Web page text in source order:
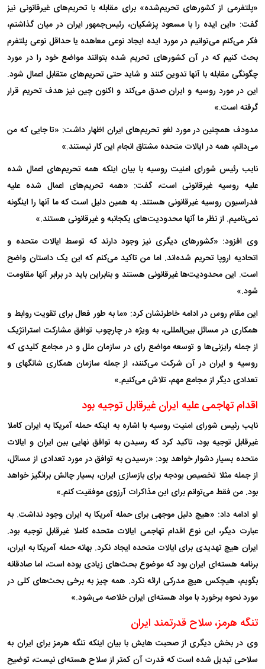
«پلتفرمی از کشور‌های تحریم‌شده» برای مقابله با تحریم‌های غیرقانونی نیز
گفت: «این ایده را با مسعود پزشکیان، رئیس‌جمهور ایران در میان گذاشتم،
فکر می‌کنم می‌توانیم در مورد ایده ایجاد نوعی معاهده یا حداقل نوعی پلتفرم
بحث کنیم که در آن کشور‌های تحریم شده بتوانند مواضع خود را در مورد
چگونگی مقابله با آنها تدوین کنند و شاید حتی تحریم‌های متقابل اعمال شود.
این در مورد روسیه و ایران صدق می‌کند و اکنون چین نیز هدف تحریم قرار
گرفته است.»
مدودف همچنین در مورد لغو تحریم‌های ایران اظهار داشت: «تا جایی که من
می‌دانم، همه در ایالات متحده مشتاق انجام این کار نیستند.»
نایب رئیس شورای امنیت روسیه با بیان اینکه همه تحریم‌های اعمال شده
علیه روسیه غیرقانونی است، گفت: «همه تحریم‌های اعمال شده علیه
فدراسیون روسیه غیرقانونی هستند. به همین دلیل است که ما آنها را اینگونه
نمی‌نامیم. از نظر ما آنها محدودیت‌های یکجانبه و غیرقانونی هستند.»
وی افزود: «کشور‌های دیگری نیز وجود دارند که توسط ایالات متحده و
اتحادیه اروپا تحریم شده‌اند. اما من تاکید می‌کنم که این یک داستان واضح
است. این محدودیت‌ها غیرقانونی هستند و بنابراین باید در برابر آنها مقاومت
شود.»
این مقام روس در ادامه خاطرنشان کرد: «ما به طور فعال برای تقویت روابط و
همکاری در مسائل بین‌المللی، به ویژه در چارچوب توافق مشارکت استراتژیک
از جمله رایزنی‌ها و توسعه مواضع رای در سازمان ملل و در مجامع کلیدی که
روسیه و ایران در آن شرکت می‌کنند، از جمله سازمان همکاری شانگهای و
تعدادی دیگر از مجامع مهم، تلاش می‌کنیم.»
اقدام تهاجمی علیه ایران غیرقابل توجیه بود
نایب رئیس شورای امنیت روسیه با اشاره به اینکه حمله آمریکا به ایران کاملا
غیرقابل توجیه بود، تاکید کرد که رسیدن به توافق نهایی بین ایران و ایالات
متحده بسیار دشوار خواهد بود: «رسیدن به توافق در مورد تعدادی از مسائل،
از جمله مثلا تخصیص بودجه برای بازسازی ایران، بسیار چالش برانگیز خواهد
بود. من فقط می‌توانم برای این مذاکرات آرزوی موفقیت کنم.»
او ادامه داد: «هیچ دلیل موجهی برای حمله آمریکا به ایران وجود نداشت. به
عبارت دیگر، این نوع اقدام تهاجمی ایالات متحده کاملا غیرقابل توجیه بود.
ایران هیچ تهدیدی برای ایالات متحده ایجاد نکرد. بهانه حمله آمریکا به ایران،
برنامه هسته‌ای ایران بود که موضوع بحث‌های زیادی بوده است، اما صادقانه
بگویم، هیچکس هیچ مدرکی ارائه نکرد. همه چیز به برخی بحث‌های کلی در
مورد نحوه برخورد با مواد هسته‌ای ایران خلاصه می‌شود.»
تنگه هرمز، سلاح قدرتمند ایران
وی در بخش دیگری از صحبت هایش با بیان اینکه تنگه هرمز برای ایران به
سلاحی تبدیل شده است که قدرت آن کمتر از سلاح هسته‌ای نیست، توضیح